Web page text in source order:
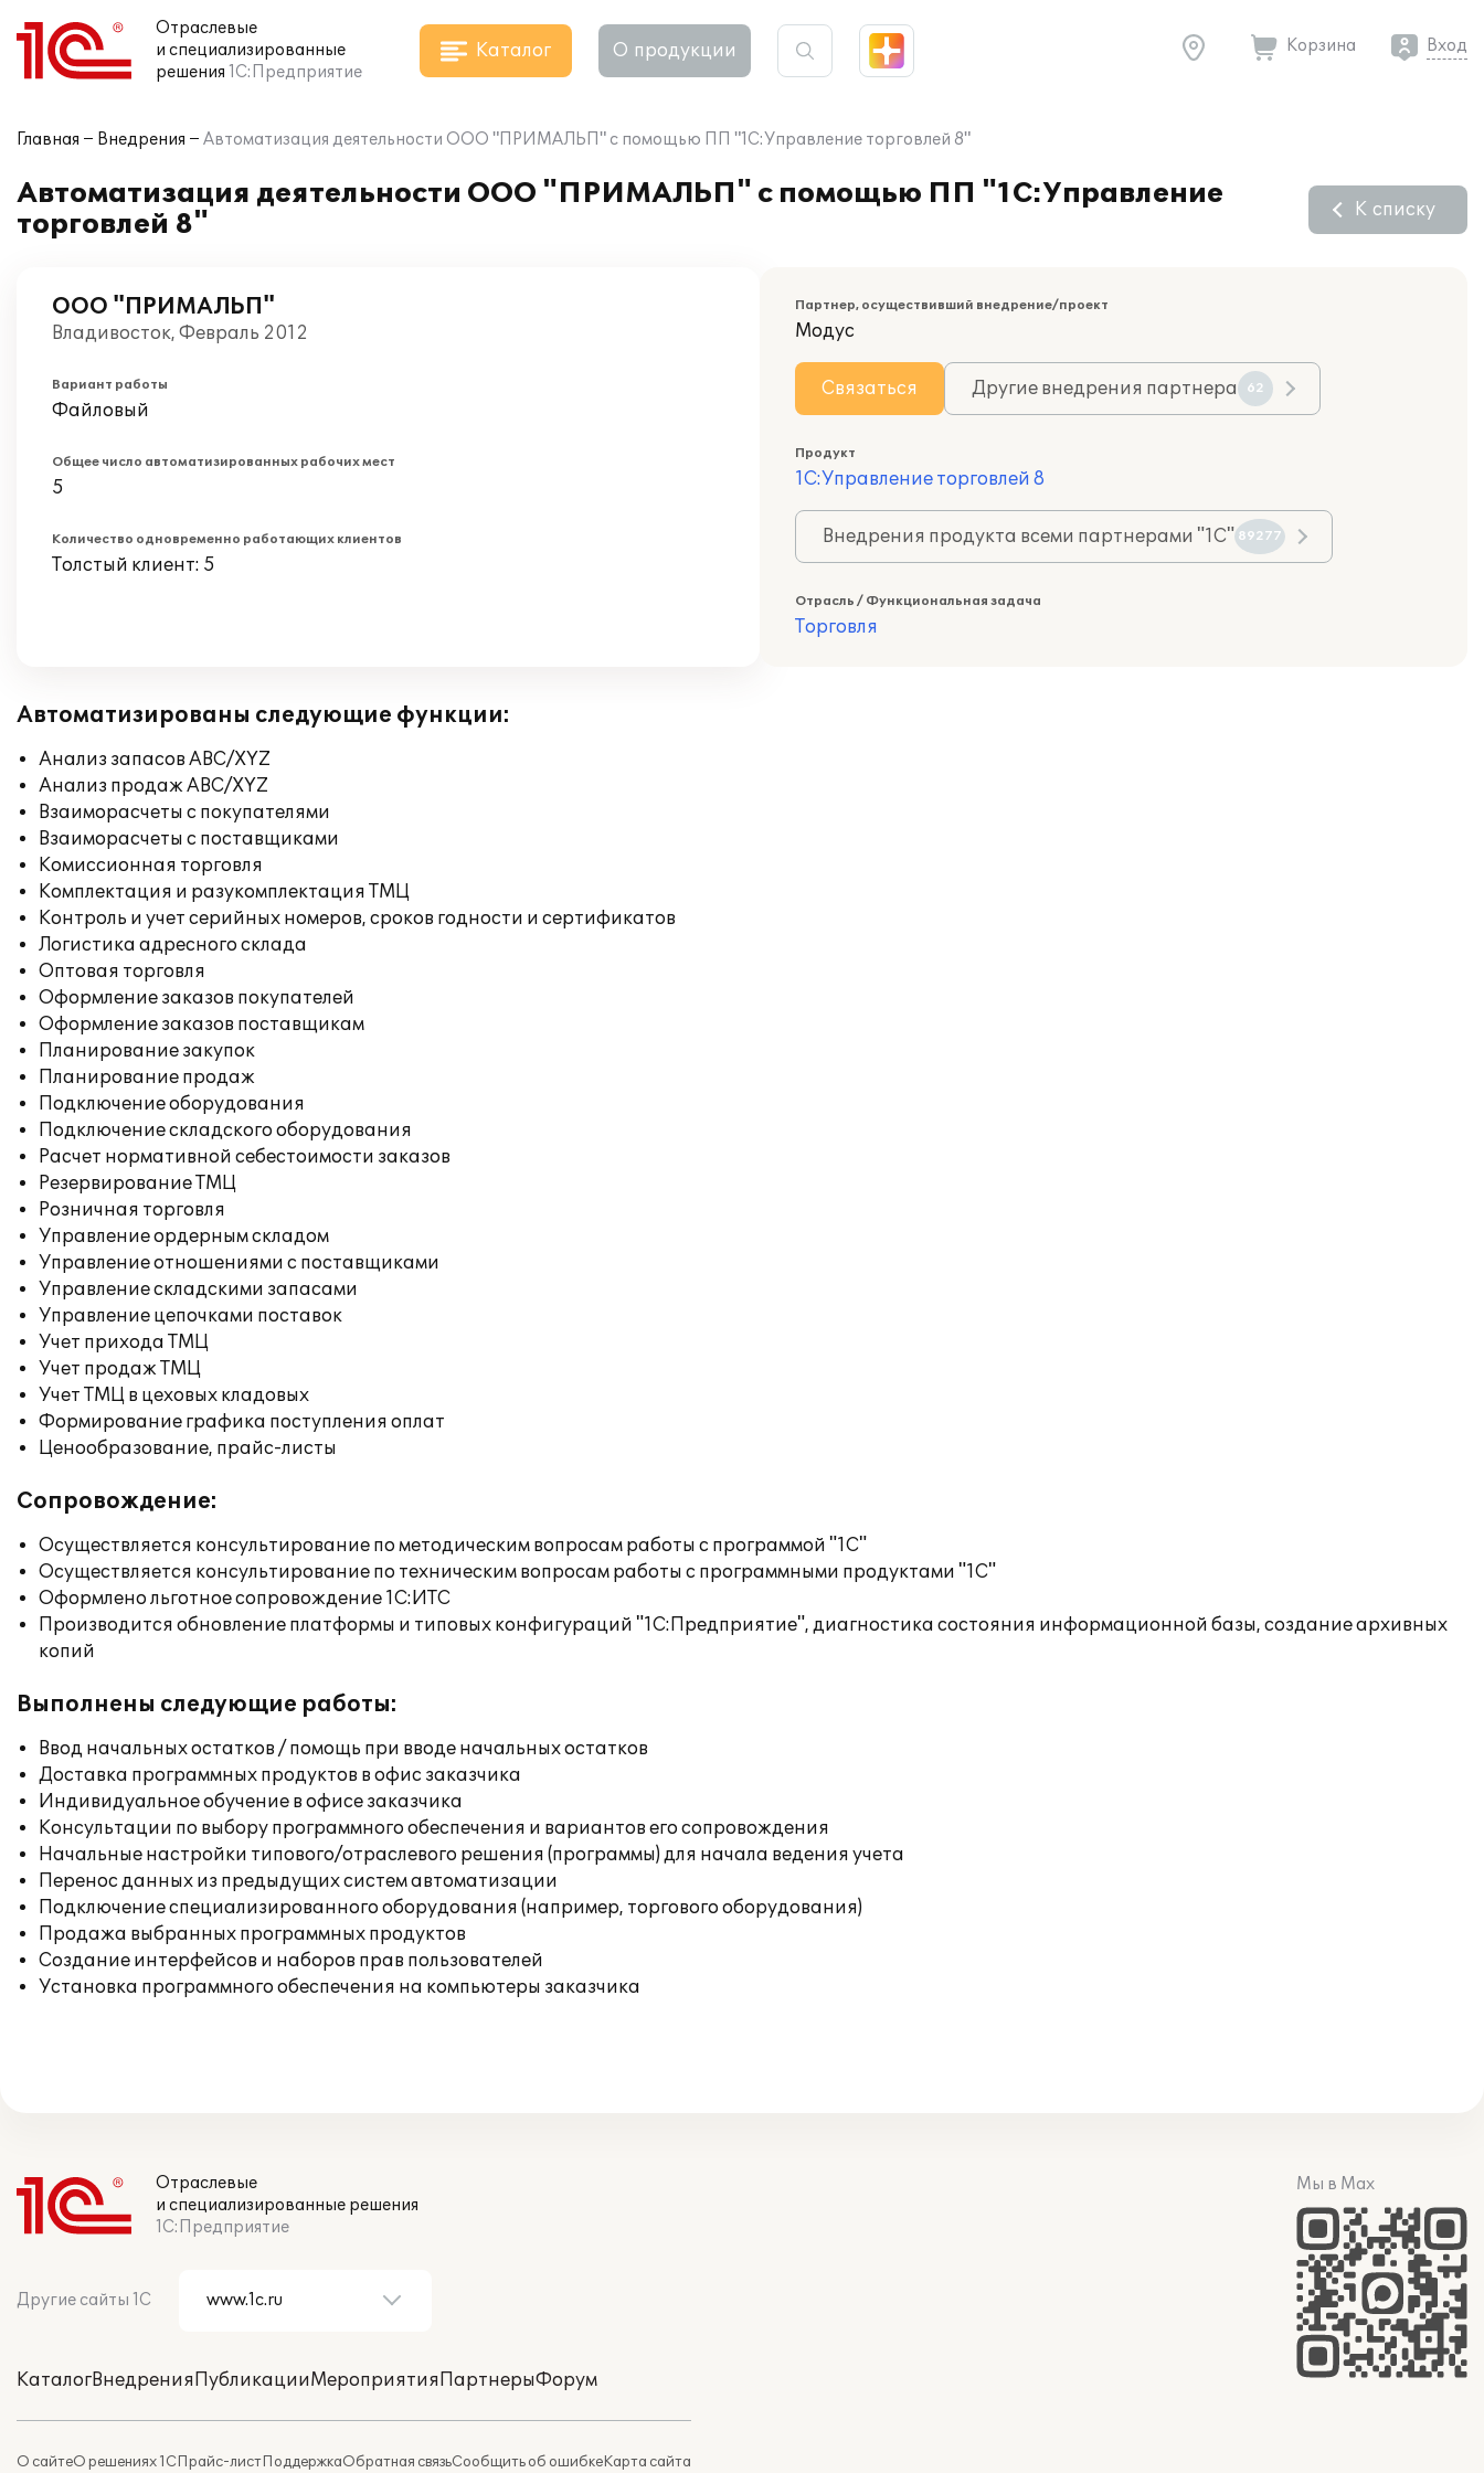
Отраслевые
и специализированные
решения 1С:Предприятие
Каталог О продукции Корзина Вход
Главная Внедрения Автоматизация деятельности ООО "ПРИМАЛЬП" с помощью ПП "1С:Управление торговлей 8"
Автоматизация деятельности ООО "ПРИМАЛЬП" с помощью ПП "1С:Управление
торговлей 8"
К списку
ООО "ПРИМАЛЬП"
Владивосток, Февраль 2012
Вариант работы
Файловый
Общее число автоматизированных рабочих мест
5
Количество одновременно работающих клиентов
Толстый клиент: 5
Партнер, осуществивший внедрение/проект
Модус
Связаться Другие внедрения партнера 62
Продукт
1С:Управление торговлей 8
Внедрения продукта всеми партнерами "1С" 89277
Отрасль / Функциональная задача
Торговля
Автоматизированы следующие функции:
Анализ запасов ABC/XYZ
Анализ продаж ABC/XYZ
Взаиморасчеты с покупателями
Взаиморасчеты с поставщиками
Комиссионная торговля
Комплектация и разукомплектация ТМЦ
Контроль и учет серийных номеров, сроков годности и сертификатов
Логистика адресного склада
Оптовая торговля
Оформление заказов покупателей
Оформление заказов поставщикам
Планирование закупок
Планирование продаж
Подключение оборудования
Подключение складского оборудования
Расчет нормативной себестоимости заказов
Резервирование ТМЦ
Розничная торговля
Управление ордерным складом
Управление отношениями с поставщиками
Управление складскими запасами
Управление цепочками поставок
Учет прихода ТМЦ
Учет продаж ТМЦ
Учет ТМЦ в цеховых кладовых
Формирование графика поступления оплат
Ценообразование, прайс-листы
Сопровождение:
Осуществляется консультирование по методическим вопросам работы с программой "1С"
Осуществляется консультирование по техническим вопросам работы с программными продуктами "1С"
Оформлено льготное сопровождение 1С:ИТС
Производится обновление платформы и типовых конфигураций "1С:Предприятие", диагностика состояния информационной базы, создание архивных
копий
Выполнены следующие работы:
Ввод начальных остатков / помощь при вводе начальных остатков
Доставка программных продуктов в офис заказчика
Индивидуальное обучение в офисе заказчика
Консультации по выбору программного обеспечения и вариантов его сопровождения
Начальные настройки типового/отраслевого решения (программы) для начала ведения учета
Перенос данных из предыдущих систем автоматизации
Подключение специализированного оборудования (например, торгового оборудования)
Продажа выбранных программных продуктов
Создание интерфейсов и наборов прав пользователей
Установка программного обеспечения на компьютеры заказчика
Отраслевые
и специализированные решения
1С:Предприятие
Другие сайты 1С
КаталогВнедренияПубликацииМероприятияПартнерыФорум
О сайтеО решениях 1СПрайс-листПоддержкаОбратная связьСообщить об ошибкеКарта сайта
Мы в Max